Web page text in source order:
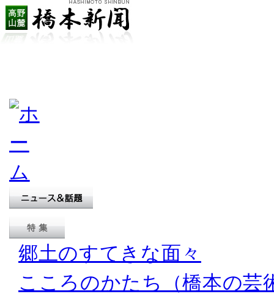
郷土のすてきな面々
こころのかたち（橋本の芸